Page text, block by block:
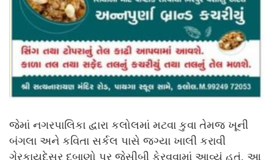
જેમાં નગરપાલિકા દ્વારા કલોલમાં મટવા કુવા તેમજ ખૂની
બંગલા અને કવિતા સર્કલ પાસે જગ્યા ખાલી કરાવી
ગેરકાયદેસર દબાણો પર જેસીબી ફેરવવામાં આવ્યું હતું. આ